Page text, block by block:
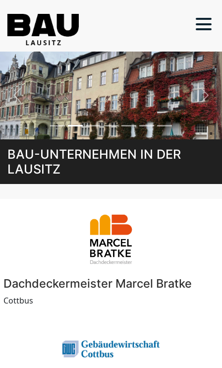
Previous Next
BAU-UNTERNEHMEN IN DER
LAUSITZ
Dachdeckermeister Marcel Bratke
Cottbus